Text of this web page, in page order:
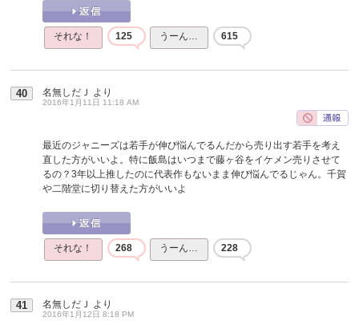
それな！ 125 うーん… 615
40 名無しだＪ より
2016年1月11日 11:18 AM
最近のジャニーズは若手が伸び悩んでるんだから売り出す若手を考え
直した方がいいよ。特に飯島はいつまで藤ヶ谷をイケメン売りさせて
るの？3年以上推したのに代表作もないまま伸び悩んでるじゃん。千賀
や二階堂に切り替えた方がいいよ
それな！ 268 うーん… 228
41 名無しだＪ より
2016年1月12日 8:18 PM